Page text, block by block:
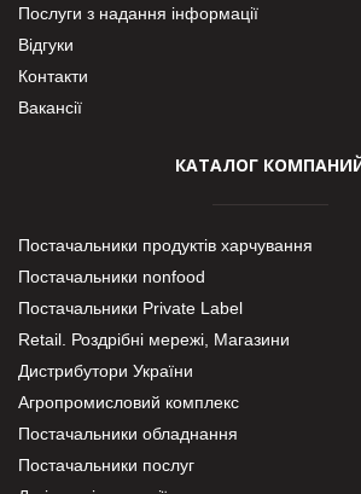
Послуги з надання інформації
Відгуки
Контакти
Вакансії
КАТАЛОГ
Постачальники продуктів харчування
Постачальники nonfood
Постачальники Private Label
Retail. Роздрібні мережі, Магазини
Дистрибутори України
Агропромисловий комплекс
Постачальники обладнання
Постачальники послуг